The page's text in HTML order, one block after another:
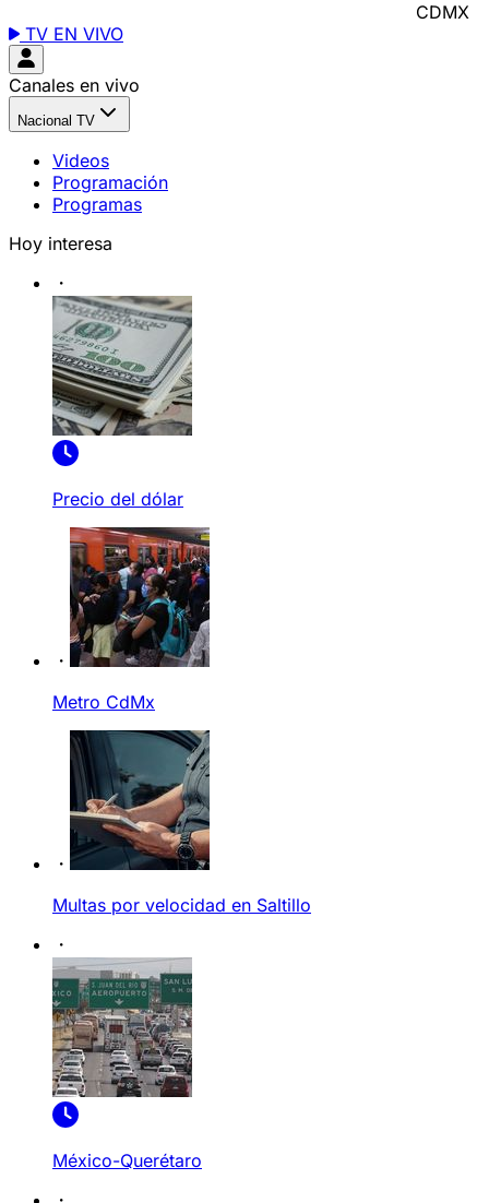
CDMX
TV EN VIVO
Canales en vivo
Nacional TV
Videos
Programación
Programas
Hoy interesa
Precio del dólar
Metro CdMx
Multas por velocidad en Saltillo
México-Querétaro